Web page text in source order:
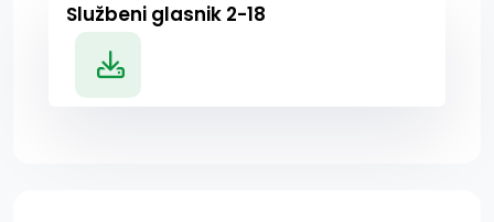
Službeni glasnik 2-18